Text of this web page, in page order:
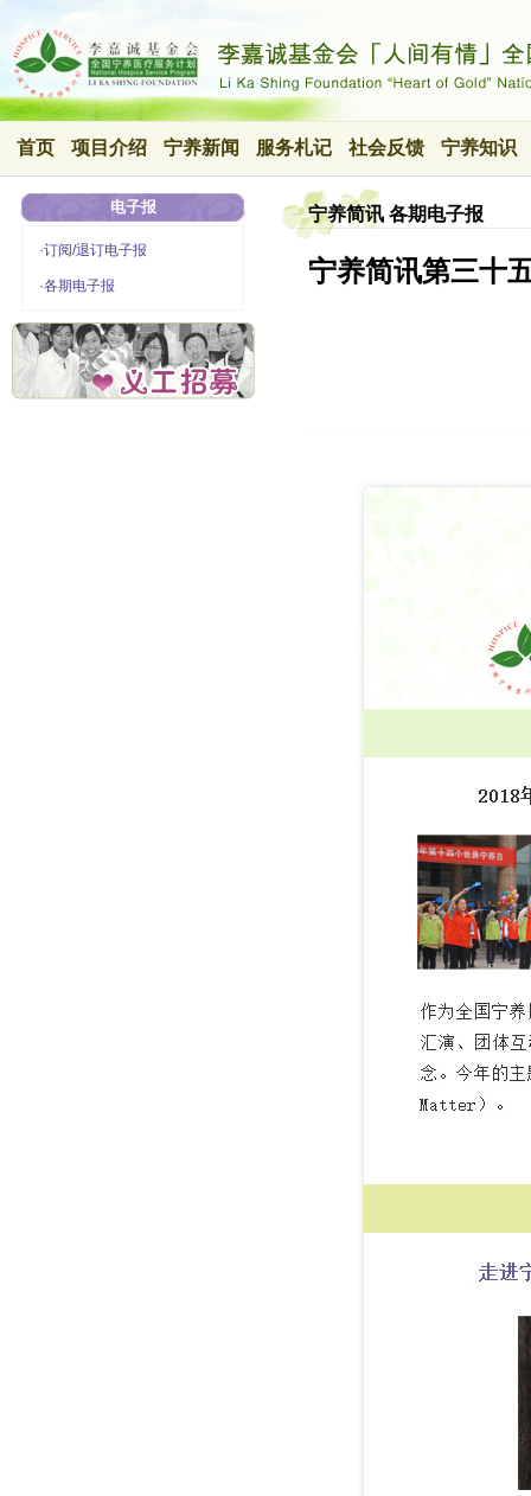
首页 项目介绍 宁养新闻 服务札记 社会反馈 宁养知识
电子报
·订阅/退订电子报
·各期电子报
宁养简讯 各期电子报
宁养简讯第三十